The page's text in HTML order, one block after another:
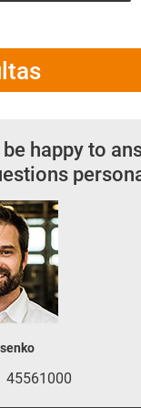
be happy to
45561000